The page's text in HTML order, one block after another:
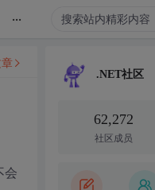
...
会
.NET社区
62,272
社区成员